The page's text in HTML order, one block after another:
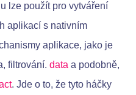
lze použít pro vytváření
aplikací s nativním
aplikace, jako je
filtrování. data a podobně,
. Jde o to, že tyto háčky